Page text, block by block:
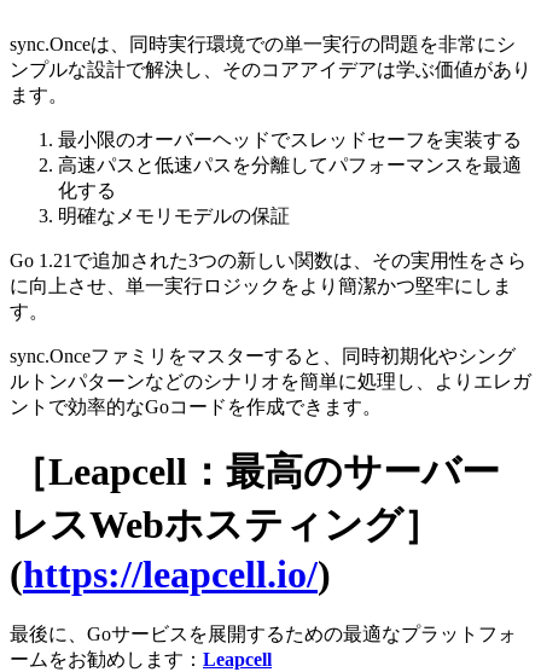
sync.Onceは、同時実行環境での単一実行の問題を非常にシ
ンプルな設計で解決し、そのコアアイデアは学ぶ価値があり
ます。
最小限のオーバーヘッドでスレッドセーフを実装する
高速パスと低速パスを分離してパフォーマンスを最適
化する
明確なメモリモデルの保証
Go 1.21で追加された3つの新しい関数は、その実用性をさら
に向上させ、単一実行ロジックをより簡潔かつ堅牢にしま
す。
sync.Onceファミリをマスターすると、同時初期化やシング
ルトンパターンなどのシナリオを簡単に処理し、よりエレガ
ントで効率的なGoコードを作成できます。
［Leapcell：最高のサーバー
レスWebホスティング］
(https://leapcell.io/)
最後に、Goサービスを展開するための最適なプラットフォ
ームをお勧めします： Leapcell